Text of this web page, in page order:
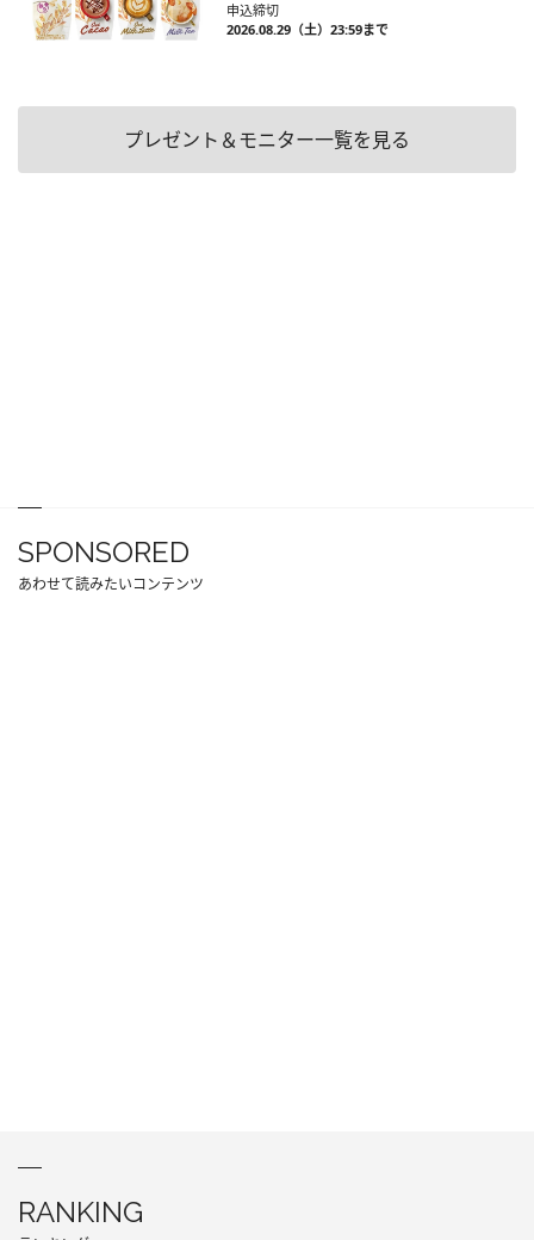
申込締切
2026.08.29（土）23:59まで
プレゼント＆モニター一覧を見る
SPONSORED
あわせて読みたいコンテンツ
RANKING